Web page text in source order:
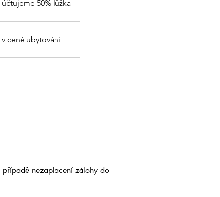
50%
účtujeme 50% lůžka
ceně
v ceně ubytování
případě nezaplacení zálohy do